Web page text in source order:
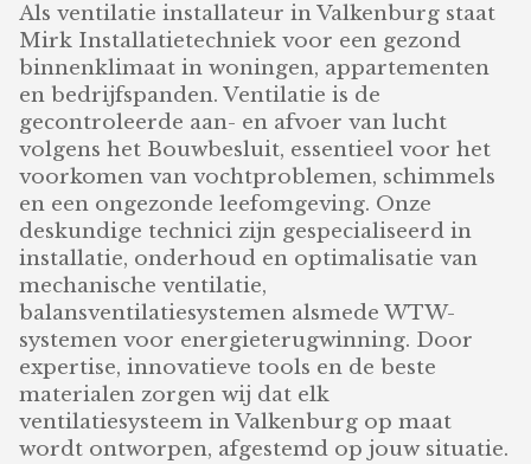
Als ventilatie installateur in Valkenburg staat
Mirk Installatietechniek voor een gezond
binnenklimaat in woningen, appartementen
en bedrijfspanden. Ventilatie is de
gecontroleerde aan- en afvoer van lucht
volgens het Bouwbesluit, essentieel voor het
voorkomen van vochtproblemen, schimmels
en een ongezonde leefomgeving. Onze
deskundige technici zijn gespecialiseerd in
installatie, onderhoud en optimalisatie van
mechanische ventilatie,
balansventilatiesystemen alsmede WTW-
systemen voor energieterugwinning. Door
expertise, innovatieve tools en de beste
materialen zorgen wij dat elk
ventilatiesysteem in Valkenburg op maat
wordt ontworpen, afgestemd op jouw situatie.